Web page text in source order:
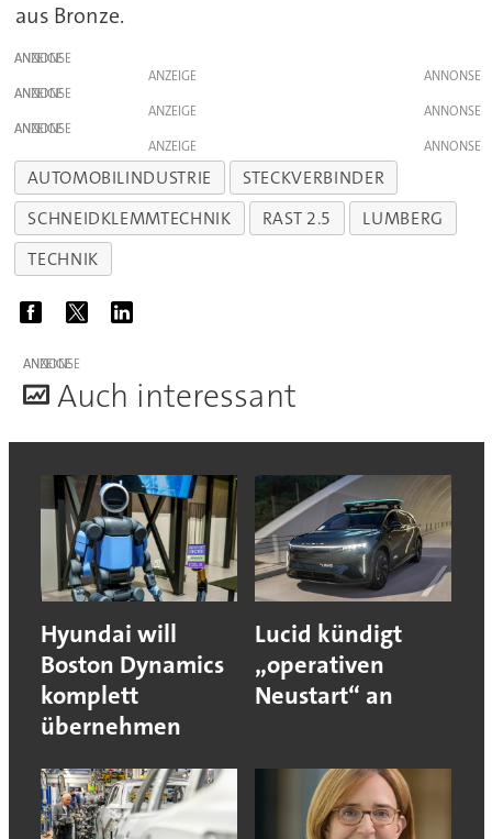
aus Bronze.
ANZEIGE
ANZEIGE
ANZEIGE
ANZEIGE
ANZEIGE
ANZEIGE
AUTOMOBILINDUSTRIE
STECKVERBINDER
SCHNEIDKLEMMTECHNIK
RAST 2.5
LUMBERG
TECHNIK
ANZEIGE
Auch interessant
Hyundai will
Boston Dynamics
komplett
übernehmen
Lucid kündigt
„operativen
Neustart“ an